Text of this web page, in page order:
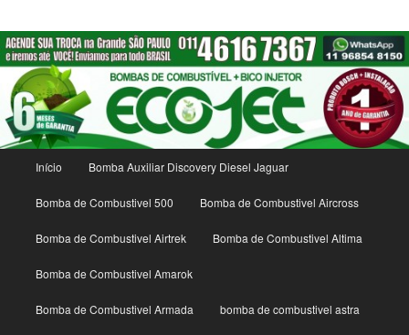
principal
Início Bomba Auxiliar Discovery Diesel Jaguar
Bomba de Combustivel 500 Bomba de Combustivel Aircross
Bomba de Combustivel Airtrek Bomba de Combustivel Altima
Bomba de Combustivel Amarok
Bomba de Combustivel Armada bomba de combustivel astra